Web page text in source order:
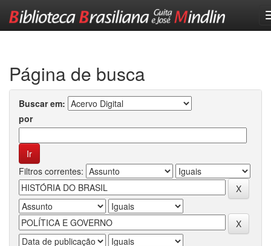
Página de busca
Buscar em:
por
Filtros correntes: